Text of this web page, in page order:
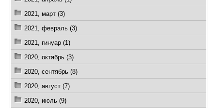
2021, март (3)
2021, февраль (3)
2021, ғинуар (1)
2020, октябрь (3)
2020, сентябрь (8)
2020, август (7)
2020, июль (9)